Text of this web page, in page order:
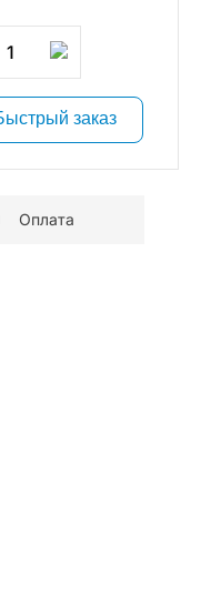
1
Быстрый заказ
Оплата